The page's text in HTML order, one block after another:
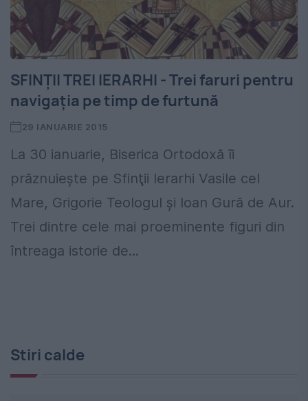
SFINȚII TREI IERARHI - Trei faruri pentru
navigația pe timp de furtună
29 IANUARIE 2015
La 30 ianuarie, Biserica Ortodoxă îi
prăznuieşte pe Sfinţii Ierarhi Vasile cel
Mare, Grigorie Teologul şi Ioan Gură de Aur.
Trei dintre cele mai proeminente figuri din
întreaga istorie de...
Stiri calde